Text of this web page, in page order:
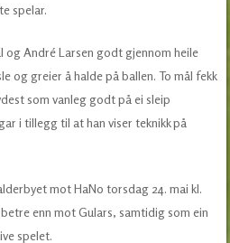
spelar.
og André Larsen godt gjennom heile
og greier å halde på ballen. To mål fekk
som vanleg godt på ei sleip
i tillegg til at han viser teknikk på
mot HaNo torsdag 24. mai kl.
enn mot Gulars, samtidig som ein
spelet.